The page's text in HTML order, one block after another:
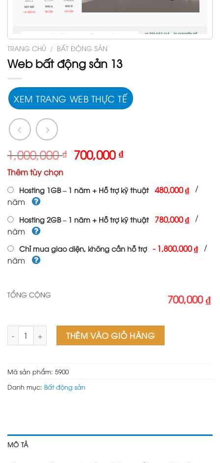
TRANG CHỦ / BẤT ĐỘNG SẢN
Web bất động sản 13
XEM TRANG WEB THỰC TẾ
1,000,000₫ Giá
gốc
1,000,000 ₫.
700,000₫Giá
là:
Thêm tùy chọn
Hosting 1GB – 1 năm + Hỗ trợ kỹ thuật 480,000 ₫ /
năm
Hosting 2GB – 1 năm + Hỗ trợ kỹ thuật 780,000 ₫ /
năm
Chỉ mua giao diện, không cần hỗ trợ -1,800,000 ₫ /
năm
TỔNG CỘNG 700,000 ₫
Web bất động sản 13 số lượngTHÊM VÀO GIỎ HÀNG
Mã sản phẩm: 5900
Danh mục: Bất động sản
MÔ TẢ